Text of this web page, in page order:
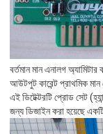
বর্তমান মান এনালগ
আউটপুট কারেন্ট প্রাথমিক
এই ডিটেক্টরটি প্রোড সেট
জন্য ডিজাইন করা হয়েছে একটি